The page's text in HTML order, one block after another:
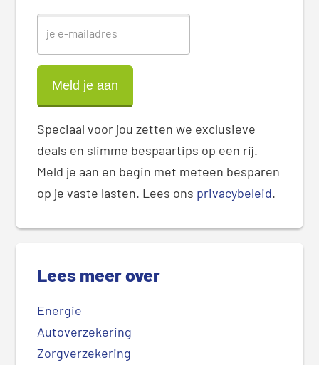
Speciaal voor jou zetten we exclusieve
deals en slimme bespaartips op een rij.
Meld je aan en begin met meteen besparen
op je vaste lasten. Lees ons privacybeleid.
Lees meer over
Energie
Autoverzekering
Zorgverzekering